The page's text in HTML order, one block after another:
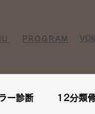
PROGRAM
ー診断 12分類